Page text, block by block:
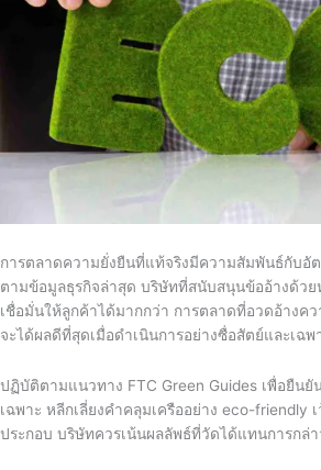
การตลาดความยั่งยืนที่แท้จริงมีความสัมพันธ์กับอั
ตามข้อมูลธุรกิจล่าสุด บริษัทที่สนับสนุนข้ออ้างด้วย
เชื่อมั่นให้ลูกค้าได้มากกว่า การตลาดที่อวดอ้างค
จะได้ผลดีที่สุดเมื่อดำเนินการอย่างซื่อสัตย์และเฉพ
ปฏิบัติตามแนวทาง FTC Green Guides เพื่อยืน
เฉพาะ หลีกเลี่ยงคำคลุมเครืออย่าง eco-friendly
ประกอบ บริษัทควรเน้นผลลัพธ์ที่วัดได้แทนการกล่า